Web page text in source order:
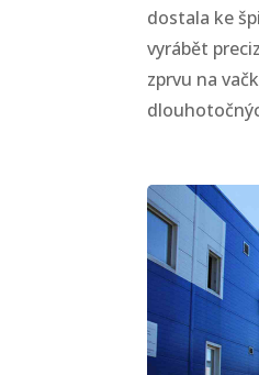
dostala ke
vyrábět
zprvu na